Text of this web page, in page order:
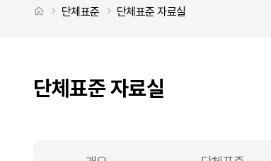
처음으로
단체표준 단체표준 자료실
단체표준 자료실